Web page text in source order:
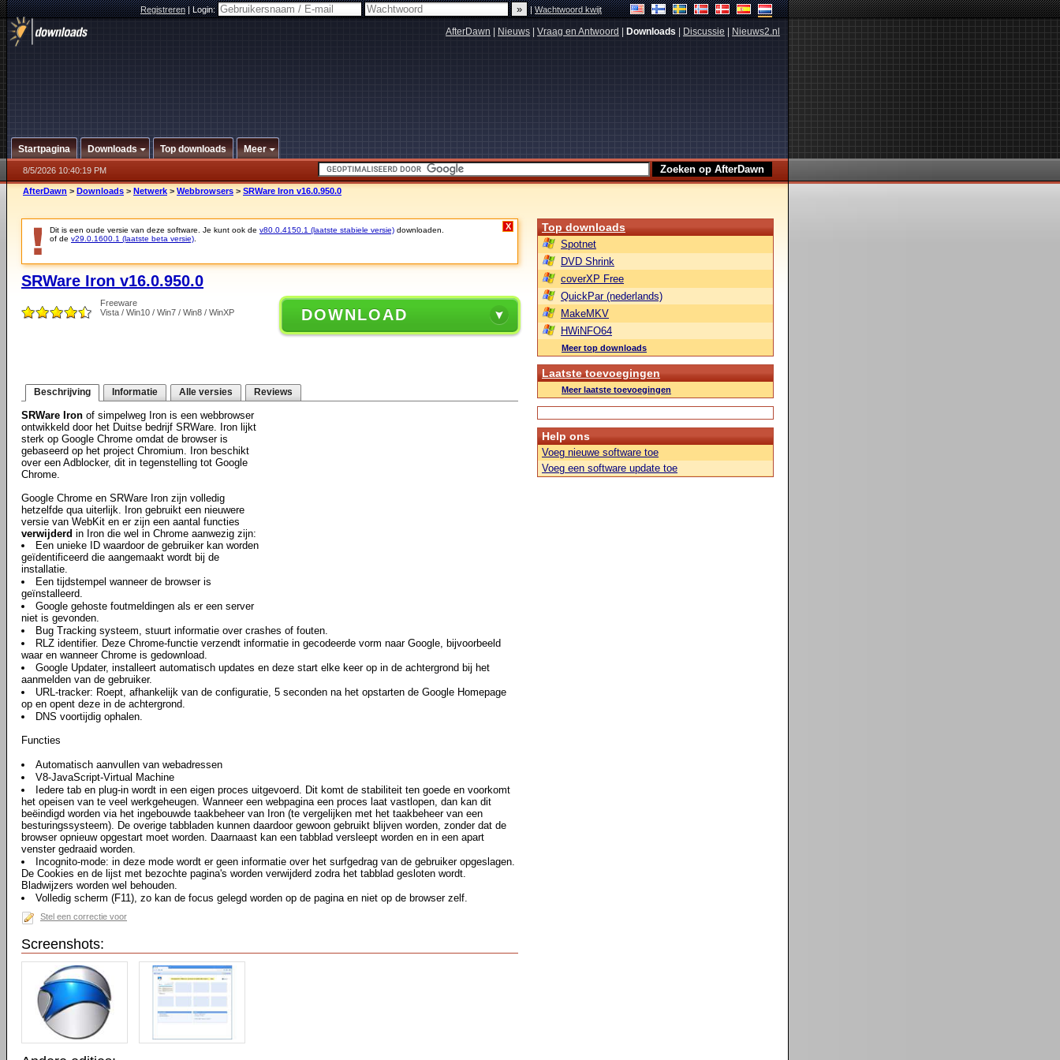
Registreren|Login: |Wachtwoord kwijt
AfterDawn Nieuws Vraag en Antwoord Downloads Discussie Nieuws2.nl
Startpagina Downloads Top downloads Meer
8/5/2026 10:40:19 PM
AfterDawn > Downloads > Netwerk > Webbrowsers > SRWare Iron v16.0.950.0
Dit is een oude versie van deze software. Je kunt ook de v80.0.4150.1 (laatste stabiele versie) downloaden.
of de v29.0.1600.1 (laatste beta versie)
X
SRWare Iron v16.0.950.0
Freeware
Vista / Win10 / Win7 / Win8 / WinXP
DOWNLOAD
Beschrijving Informatie Alle versies Reviews
SRWare Iron of simpelweg Iron is een webbrowser
ontwikkeld door het Duitse bedrijf SRWare. Iron lijkt
sterk op Google Chrome omdat de browser is
gebaseerd op het project Chromium. Iron beschikt
over een Adblocker, dit in tegenstelling tot Google
Chrome.
Google Chrome en SRWare Iron zijn volledig
hetzelfde qua uiterlijk. Iron gebruikt een nieuwere
versie van WebKit en er zijn een aantal functies
verwijderd in Iron die wel in Chrome aanwezig zijn:
Een unieke ID waardoor de gebruiker kan worden
geïdentificeerd die aangemaakt wordt bij de
installatie.
Een tijdstempel wanneer de browser is
geïnstalleerd.
Google gehoste foutmeldingen als er een server
niet is gevonden.
Bug Tracking systeem, stuurt informatie over crashes of fouten.
RLZ identifier. Deze Chrome-functie verzendt informatie in gecodeerde vorm naar Google, bijvoorbeeld
waar en wanneer Chrome is gedownload.
Google Updater, installeert automatisch updates en deze start elke keer op in de achtergrond bij het
aanmelden van de gebruiker.
URL-tracker: Roept, afhankelijk van de configuratie, 5 seconden na het opstarten de Google Homepage
op en opent deze in de achtergrond.
DNS voortijdig ophalen.
Functies
Automatisch aanvullen van webadressen
V8-JavaScript-Virtual Machine
Iedere tab en plug-in wordt in een eigen proces uitgevoerd. Dit komt de stabiliteit ten goede en voorkomt
het opeisen van te veel werkgeheugen. Wanneer een webpagina een proces laat vastlopen, dan kan dit
beëindigd worden via het ingebouwde taakbeheer van Iron (te vergelijken met het taakbeheer van een
besturingssysteem). De overige tabbladen kunnen daardoor gewoon gebruikt blijven worden, zonder dat de
browser opnieuw opgestart moet worden. Daarnaast kan een tabblad versleept worden en in een apart
venster gedraaid worden.
Incognito-mode: in deze mode wordt er geen informatie over het surfgedrag van de gebruiker opgeslagen.
De Cookies en de lijst met bezochte pagina's worden verwijderd zodra het tabblad gesloten wordt.
Bladwijzers worden wel behouden.
Volledig scherm (F11), zo kan de focus gelegd worden op de pagina en niet op de browser zelf.
Stel een correctie voor
Screenshots:
Top downloads
Spotnet
DVD Shrink
coverXP Free
QuickPar (nederlands)
MakeMKV
HWiNFO64
Meer top downloads
Laatste toevoegingen
Meer laatste toevoegingen
Help ons
Voeg nieuwe software toe
Voeg een software update toe